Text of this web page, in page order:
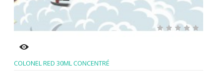
COLONEL RED 30ML CONCENTRÉ